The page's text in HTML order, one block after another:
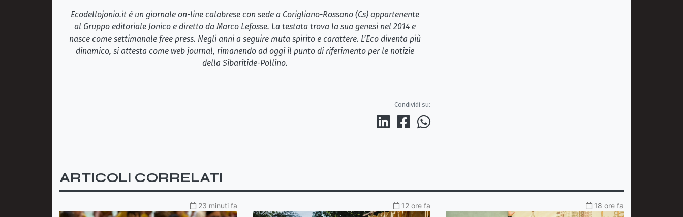
Ecodellojonio.it è un giornale on-line calabrese con sede a Corigliano-Rossano (Cs) appartenente
al Gruppo editoriale Jonico e diretto da Marco Lefosse. La testata trova la sua genesi nel 2014 e
nasce come settimanale free press. Negli anni a seguire muta spirito e carattere. L’Eco diventa più
dinamico, si attesta come web journal, rimanendo ad oggi il punto di riferimento per le notizie
della Sibaritide-Pollino.
Condividi su:
ARTICOLI CORRELATI
23 minuti fa 12 ore fa 18 ore fa